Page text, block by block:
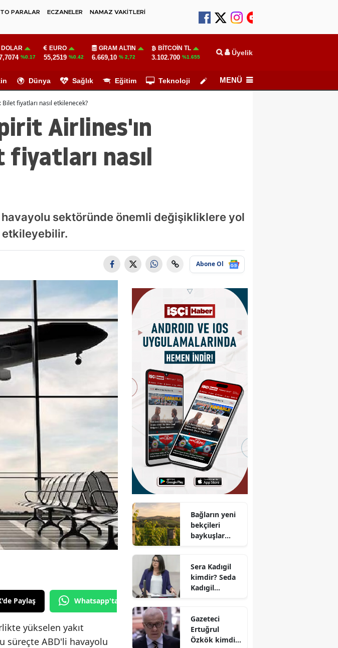
PARALAR ECZANELER
NAMAZ VAKİTLERİ
DOLAR
%0.17
EURO
55,2519 %0.42
GRAM ALTIN
6.669,10 % 2,72
BITCOIN TL
3.102.700 %1.655 Üyelik
Dünya Sağlık Eğitim Teknoloji Köşe Yazarları
MENÜ
fiyatları nasıl etkilenecek?
Airlines'ın
nasıl
sektöründe önemli değişikliklere yol
etkileyebilir.
Abone Ol
Paylaş Whatsapp'tan Gönder
yükselen yakıt
süreçte ABD'li havayolu
Bağların yeni
bekçileri
baykuşlar
kutusu
kuruldu
Sera Kadıgil
kimdir? Seda
Kadıgil
soruşturma
açıldı? Seda
Kadıgil aslen
Gazeteci
Ertuğrul
Özkök kimdir,